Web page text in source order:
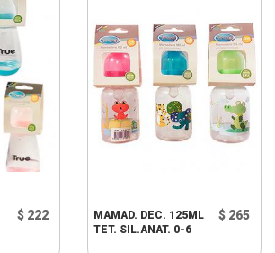
$ 222
MAMAD. DEC. 125ML
TET. SIL.ANAT. 0-6
$ 265